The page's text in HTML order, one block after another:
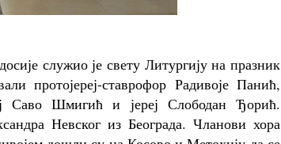
служио је свету Литургију на празник
протојереј-ставрофор Радивоје Панић,
Саво Шмигић и јереј Слободан Ђорић.
Невског из Београда. Чланови хора